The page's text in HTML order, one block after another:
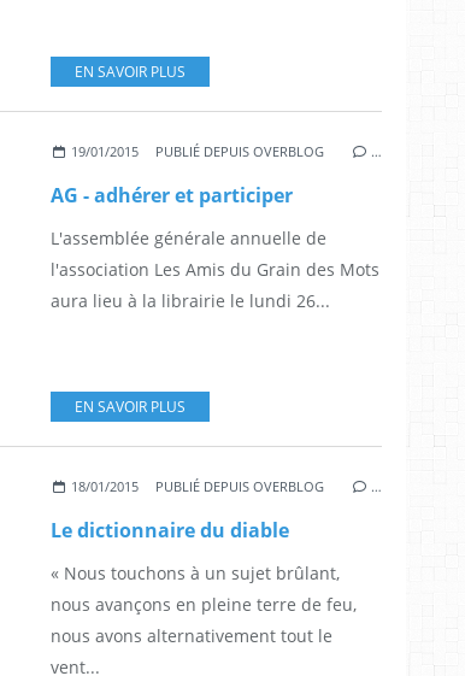
EN SAVOIR PLUS
19/01/2015 PUBLIÉ DEPUIS OVERBLOG …
AG - adhérer et participer
L'assemblée générale annuelle de
l'association Les Amis du Grain des Mots
aura lieu à la librairie le lundi 26...
EN SAVOIR PLUS
18/01/2015 PUBLIÉ DEPUIS OVERBLOG …
Le dictionnaire du diable
« Nous touchons à un sujet brûlant,
nous avançons en pleine terre de feu,
nous avons alternativement tout le
vent...